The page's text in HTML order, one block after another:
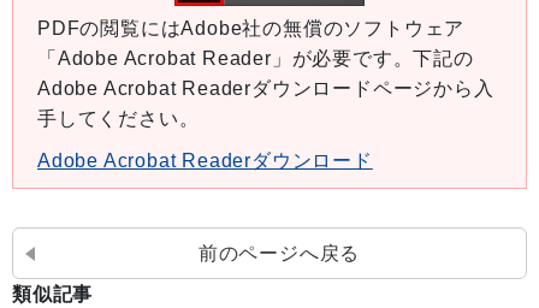
PDFの閲覧にはAdobe社の無償のソフトウェア
「Adobe Acrobat Reader」が必要です。下記の
Adobe Acrobat Readerダウンロードページから入
手してください。
Adobe Acrobat Readerダウンロード
前のページへ戻る
類似記事